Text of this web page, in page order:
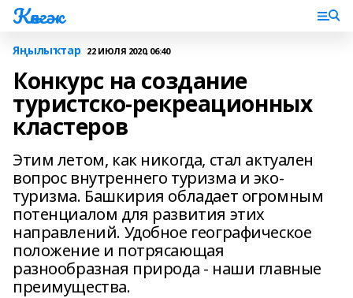
Көнгәк
Яңылыҡтар 22 ИЮЛЯ 2020, 06:40
Конкурс на создание
туристско-рекреационных
кластеров
Этим летом, как никогда, стал актуален
вопрос внутреннего туризма и эко-
туризма. Башкирия обладает огромным
потенциалом для развития этих
направлений. Удобное географическое
положение и потрясающая
разнообразная природа - наши главные
преимущества.